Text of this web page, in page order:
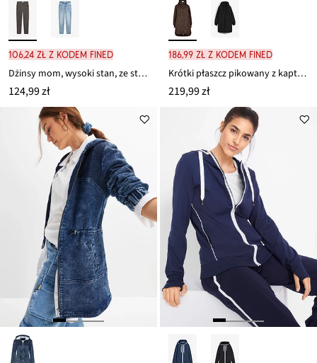
106,24 zł z kodem FINED
Dżinsy mom, wysoki stan, ze stretchem
124,99 zł
186,99 zł z kodem FINED
Krótki płaszcz pikowany z kapturem
219,99 zł